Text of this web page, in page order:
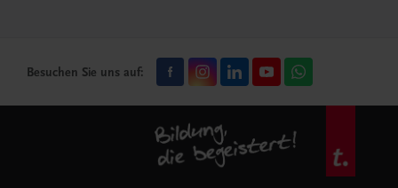
Besuchen Sie uns auf: